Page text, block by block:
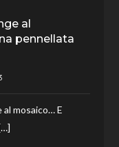
al
pennellata
mosaico… E